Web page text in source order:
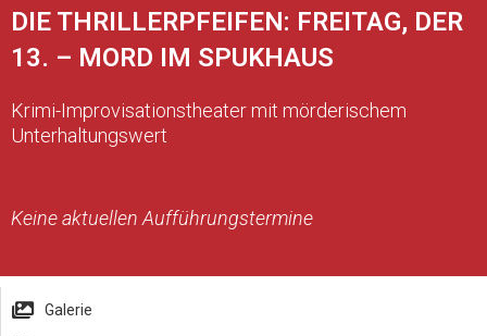
DIE THRILLERPFEIFEN: FREITAG, DER
13. – MORD IM SPUKHAUS
Krimi-Improvisationstheater mit mörderischem
Unterhaltungswert
Keine aktuellen Aufführungstermine
Galerie